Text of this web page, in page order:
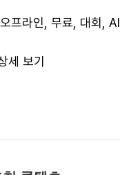
프라인, 무료, 대회, AI
세 보기